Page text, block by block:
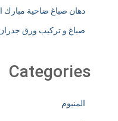
صباغ و تركيب ورق
Categories
المنيوم